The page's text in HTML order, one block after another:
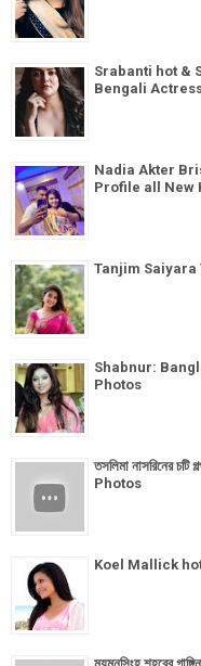
Srabanti hot &
Bengali
Nadia Akter
Profile all New
Tanjim Saiyara
Shabnur:
Photos
তসলিমা নাসরিনের
Photos
Koel Mallick